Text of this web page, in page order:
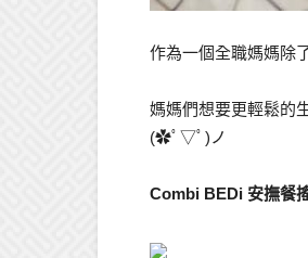
作為一個全職媽媽除
媽媽們想要更輕鬆的
(✿ﾟ▽ﾟ)ノ
Combi BEDi 安撫餐